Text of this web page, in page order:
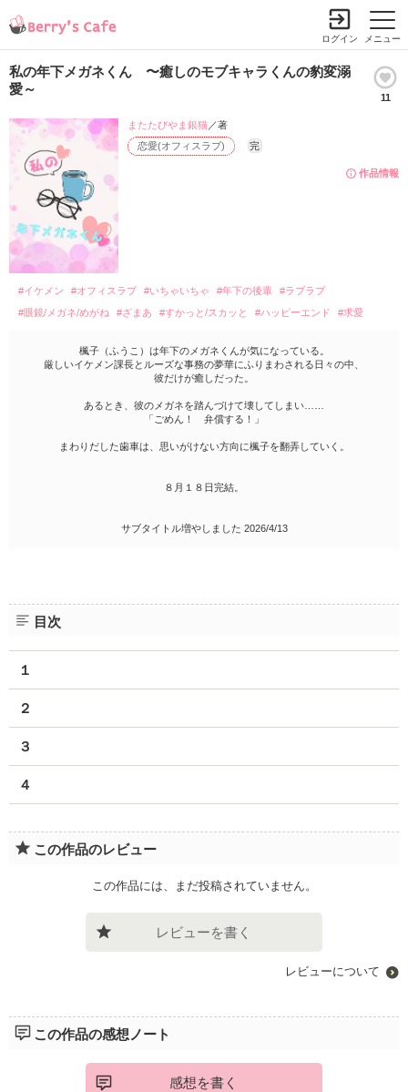
メニュー
ログイン
私の年下メガネくん 〜癒しのモブキャラくんの豹変溺
愛～
11
作品情報
恋愛(オフィスラブ) 完
またたびやま銀猫／著
#イケメン #オフィスラブ #いちゃいちゃ #年下の後輩
#ラブラブ
#眼鏡/メガネ/めがね
#ざまあ #すかっと/スカッと #ハッピーエンド #求愛
楓子（ふうこ）は年下のメガネくんが気になっている。
厳しいイケメン課長とルーズな事務の夢華にふりまわされる日々の中、
彼だけが癒しだった。
あるとき、彼のメガネを踏んづけて壊してしまい……
「ごめん！ 弁償する！」
まわりだした歯車は、思いがけない方向に楓子を翻弄していく。
８月１８日完結。
サブタイトル増やしました 2026/4/13
目次
１
２
３
４
この作品のレビュー
この作品には、まだ投稿されていません。
レビューを書く
レビューについて
この作品の感想ノート
感想を書く